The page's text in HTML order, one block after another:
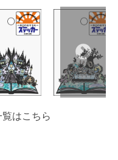
はこちら